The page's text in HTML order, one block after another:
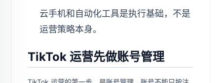
云手机和自动化工具是执行基础，不是
运营策略本身。
TikTok 运营先做账号管理